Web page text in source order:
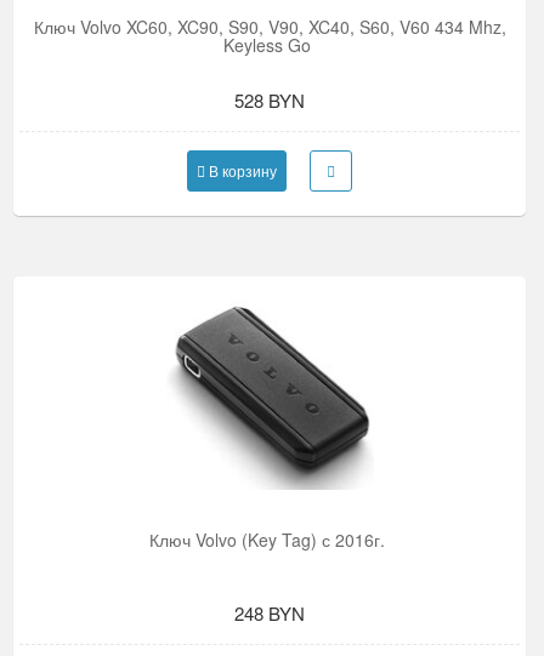
Ключ Volvo XC60, XC90, S90, V90, XC40, S60, V60 434 Mhz,
Keyless Go
528 BYN
В корзину
Ключ Volvo (Key Tag) с 2016г.
248 BYN